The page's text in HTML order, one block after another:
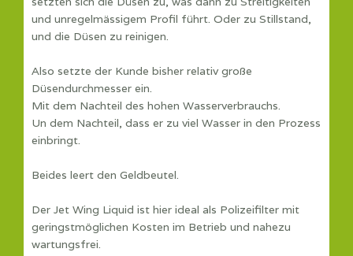
und unregelmässigem Profil führt. Oder zu Stillstand,
und die Düsen zu reinigen.
Also setzte der Kunde bisher relativ große
Düsendurchmesser ein.
Mit dem Nachteil des hohen Wasserverbrauchs.
Un dem Nachteil, dass er zu viel Wasser in den Prozess
einbringt.
Beides leert den Geldbeutel.
Der Jet Wing Liquid ist hier ideal als Polizeifilter mit
geringstmöglichen Kosten im Betrieb und nahezu
wartungsfrei.